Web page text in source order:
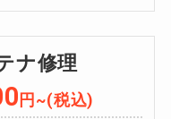
ナ修理
円~(税込)